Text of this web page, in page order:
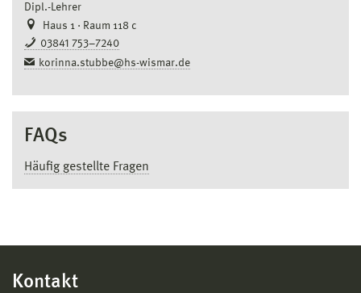
Dipl.-Lehrer
Haus 1 · Raum 118 c
03841 753–7240
korinna.stubbe@hs-wismar.de
FAQs
Häufig gestellte Fragen
Kontakt